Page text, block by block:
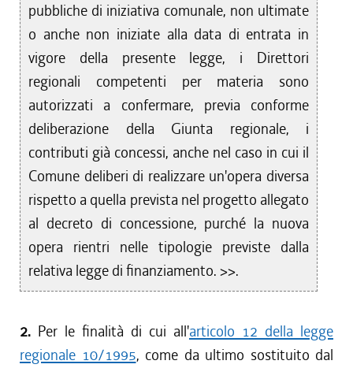
pubbliche di iniziativa comunale, non ultimate
o anche non iniziate alla data di entrata in
vigore della presente legge, i Direttori
regionali competenti per materia sono
autorizzati a confermare, previa conforme
deliberazione della Giunta regionale, i
contributi già concessi, anche nel caso in cui il
Comune deliberi di realizzare un'opera diversa
rispetto a quella prevista nel progetto allegato
al decreto di concessione, purché la nuova
opera rientri nelle tipologie previste dalla
relativa legge di finanziamento. >>.
2. Per le finalità di cui all'articolo 12 della legge
regionale 10/1995, come da ultimo sostituito dal